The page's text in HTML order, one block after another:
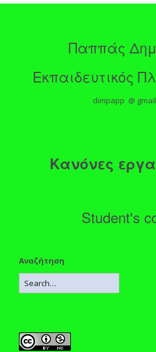
Παππάς
Εκπαιδευτικός
dimpapp @
Κανόνες
Student's
Αναζήτηση